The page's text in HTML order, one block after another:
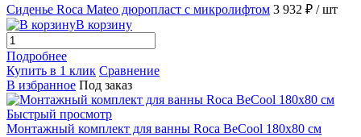
Сиденье Roca Mateo дюропласт с микролифтом 3 932 ₽ / шт
В корзину
Подробнее
Купить в 1 клик Сравнение
В избранное Под заказ
Быстрый просмотр
Монтажный комплект для ванны Roca BeCool 180х80 см